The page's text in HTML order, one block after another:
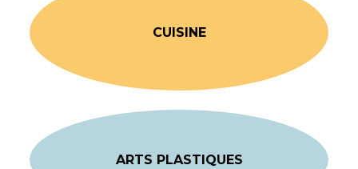
CUISINE
ARTS PLASTIQUES